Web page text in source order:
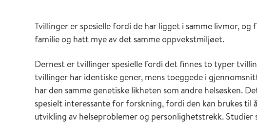
Tvillinger er spesielle fordi de har ligget i samme livmor,
familie og hatt mye av det samme oppvekstmiljøet.
Dernest er tvillinger spesielle fordi det finnes to typer
tvillinger har identiske gener, mens toeggede i
har den samme genetiske likheten som andre helsøsken.
spesielt interessante for forskning, fordi den kan brukes
utvikling av helseproblemer og personlighetstrekk.